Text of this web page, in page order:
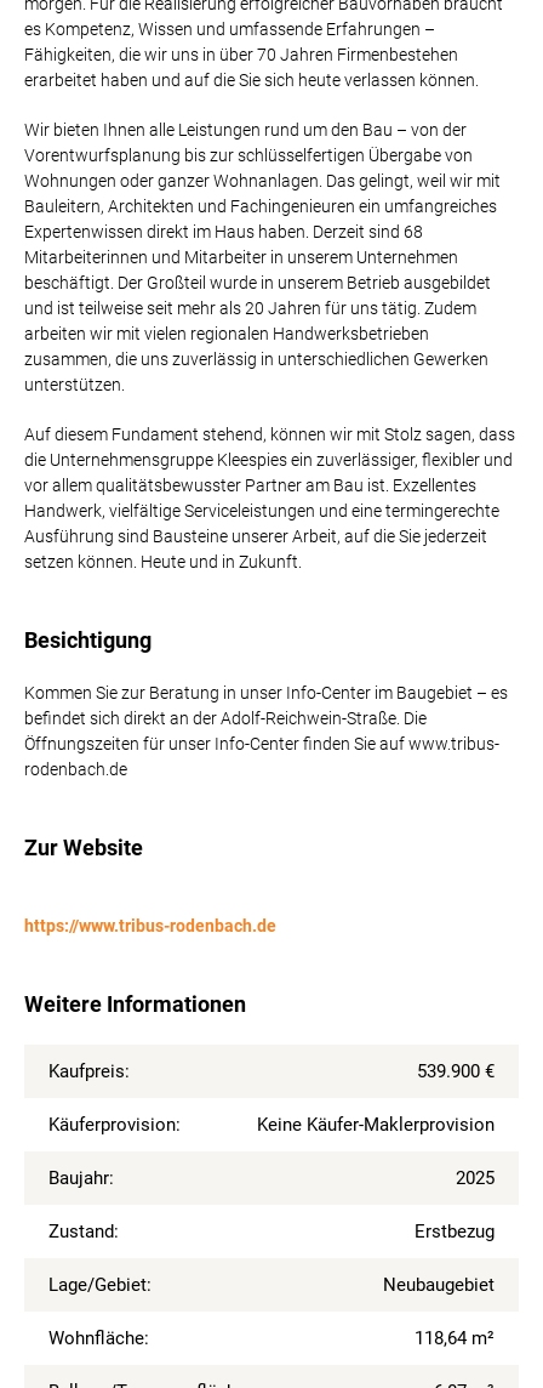
es Kompetenz, Wissen und umfassende Erfahrungen –
Fähigkeiten, die wir uns in über 70 Jahren Firmenbestehen
erarbeitet haben und auf die Sie sich heute verlassen können.
Wir bieten Ihnen alle Leistungen rund um den Bau – von der
Vorentwurfsplanung bis zur schlüsselfertigen Übergabe von
Wohnungen oder ganzer Wohnanlagen. Das gelingt, weil wir mit
Bauleitern, Architekten und Fachingenieuren ein umfangreiches
Expertenwissen direkt im Haus haben. Derzeit sind 68
Mitarbeiterinnen und Mitarbeiter in unserem Unternehmen
beschäftigt. Der Großteil wurde in unserem Betrieb ausgebildet
und ist teilweise seit mehr als 20 Jahren für uns tätig. Zudem
arbeiten wir mit vielen regionalen Handwerksbetrieben
zusammen, die uns zuverlässig in unterschiedlichen Gewerken
unterstützen.
Auf diesem Fundament stehend, können wir mit Stolz sagen, dass
die Unternehmensgruppe Kleespies ein zuverlässiger, flexibler und
vor allem qualitätsbewusster Partner am Bau ist. Exzellentes
Handwerk, vielfältige Serviceleistungen und eine termingerechte
Ausführung sind Bausteine unserer Arbeit, auf die Sie jederzeit
setzen können. Heute und in Zukunft.
Besichtigung
Kommen Sie zur Beratung in unser Info-Center im Baugebiet – es
befindet sich direkt an der Adolf-Reichwein-Straße. Die
Öffnungszeiten für unser Info-Center finden Sie auf www.tribus-
rodenbach.de
Zur Website
https://www.tribus-rodenbach.de
Weitere Informationen
Kaufpreis: 539.900 €
Käuferprovision: Keine Käufer-Maklerprovision
Baujahr: 2025
Zustand: Erstbezug
Lage/Gebiet: Neubaugebiet
Wohnfläche: 118,64 m²